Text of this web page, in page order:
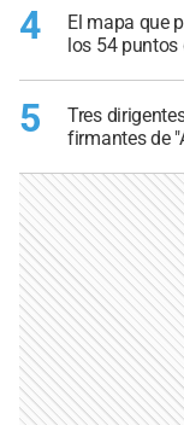
4
El mapa que
los 54 puntos
5
Tres
firmantes de